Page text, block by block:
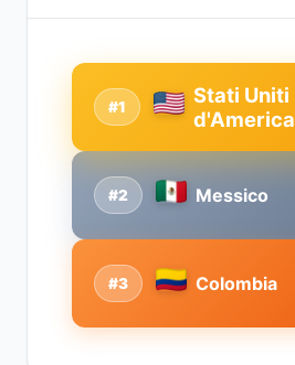
#2 Messico
#1
Stati Uniti
d'America
#3 Colombia